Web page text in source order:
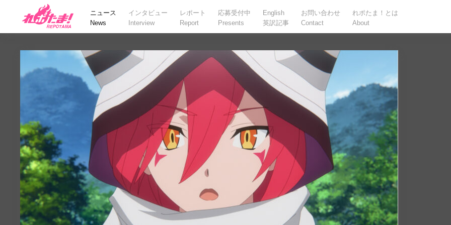
ニュース
News
インタビュー
Interview
レポート
Report
応募受付中
Presents
English
英訳記事
お問い合わせ
Contact
れポたま！とは
About